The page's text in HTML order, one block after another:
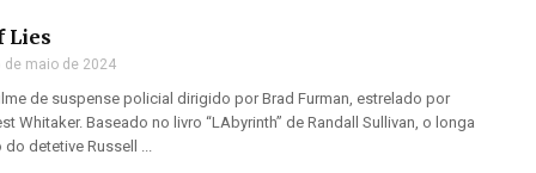
Lies
de maio de 2024
de suspense policial dirigido por Brad Furman, estrelado por
Whitaker. Baseado no livro “LAbyrinth” de Randall Sullivan, o longa
detetive Russell ...